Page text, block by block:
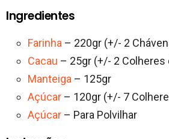
Ingredientes
Farinha – 220gr (+/- 2
Cacau – 25gr (+/- 2 Colheres
Manteiga – 125gr
Açúcar – 120gr (+/- 7
Açúcar – Para Polvilhar